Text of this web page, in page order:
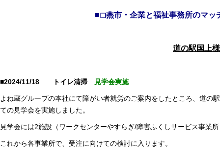
■◻燕市・企業と福祉事務所のマッ
道の駅国上様
■2024/11/18 トイレ清掃 見学会実施
よね蔵グループの本社にて障がい者就労のご案内をしたところ、道の
ての見学会を実施しました。
見学会には2施設（ワークセンターやすらぎ/障害ふくしサービス事業
これから各事業所で、受注に向けての検討に入ります。